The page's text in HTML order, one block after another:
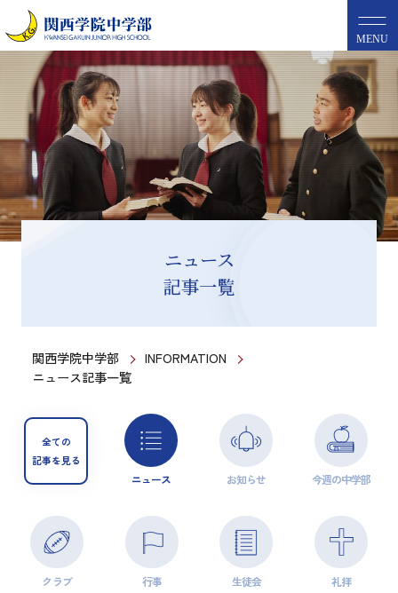
MENU
ニュース
記事一覧
関西学院中学部
INFORMATION
ニュース記事一覧
全ての
記事を見る
ニュース お知らせ 今週の中学部
クラブ 行事 生徒会 礼拝